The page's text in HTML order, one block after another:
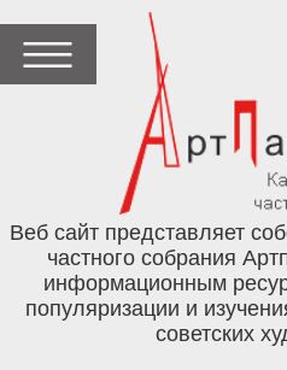
Веб сайт представляет
частного собрания
информационным
популяризации и
советских